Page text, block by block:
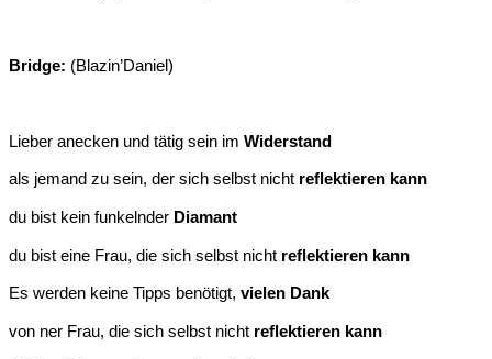
Bridge: (Blazin’Daniel)
Lieber anecken und tätig sein im Widerstand
als jemand zu sein, der sich selbst nicht reflektieren kann
du bist kein funkelnder Diamant
du bist eine Frau, die sich selbst nicht reflektieren kann
Es werden keine Tipps benötigt, vielen Dank
von ner Frau, die sich selbst nicht reflektieren kann